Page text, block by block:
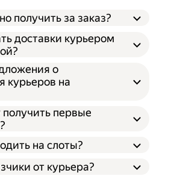
получить за заказ?
доставки курьером
о
курьеров на
первые
на слоты?
от курьера?